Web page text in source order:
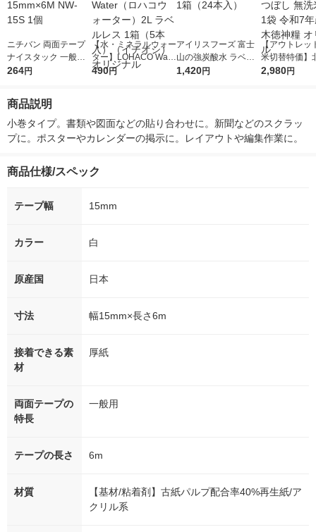
ニチバン 両面テープ
ナイスタック 一般タ
イプ 15mm×6M NW-1
264円
【水・ミネラルウォー
ター】LOHACO Wate
r（ロハコウォータ
490円
アイリスフーズ 富士
山の強炭酸水 ラベル
レス 500ml 1箱（24
1,420円
【アウトレッ
米切替特価】
ななつぼし 無
2,980円
商品説明
小巻タイプ。書類や図面などの貼り合わせに。新聞などのスクラッ
プに。ポスターやカレンダーの掲示に。レイアウトや編集作業に。
商品仕様/スペック
テープ幅 15mm
カラー 白
原産国 日本
寸法 幅15mm×長さ6m
接着できる素
材
厚紙
両面テープの
特長
一般用
テープの長さ 6m
材質
【基材/粘着剤】古紙パルプ配合率40%再生紙/ア
クリル系